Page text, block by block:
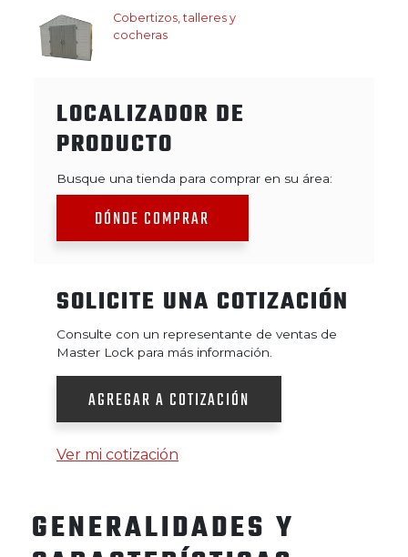
Cobertizos, talleres y
cocheras
LOCALIZADOR DE
PRODUCTO
Busque una tienda para comprar en su área:
DÓNDE COMPRAR
SOLICITE UNA COTIZACIÓN
Consulte con un representante de ventas de
Master Lock para más información.
AGREGAR A COTIZACIÓN
Ver mi cotización
GENERALIDADES Y